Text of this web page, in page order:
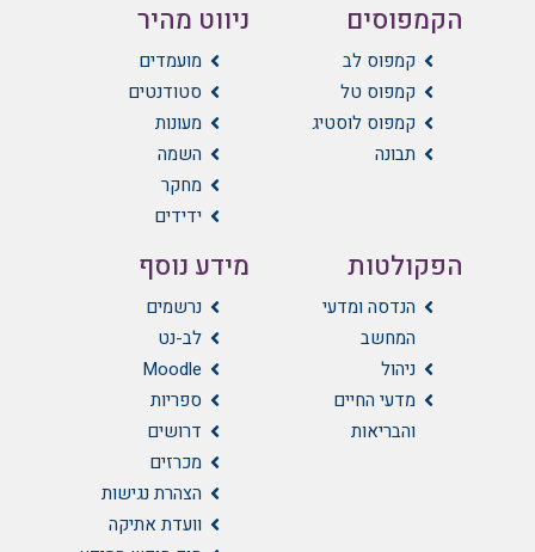
הקמפוסים
קמפוס לב
קמפוס טל
קמפוס לוסטיג
תבונה
הפקולטות
הנדסה ומדעי
המחשב
ניהול
מדעי החיים
והבריאות
ניווט מהיר
מועמדים
סטודנטים
מעונות
השמה
מחקר
ידידים
מידע נוסף
נרשמים
לב-נט
Moodle
ספריות
דרושים
מכרזים
הצהרת נגישות
וועדת אתיקה